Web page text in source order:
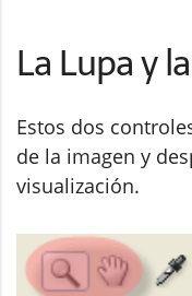
La Lupa y
Estos dos
de la imagen y
visualización.